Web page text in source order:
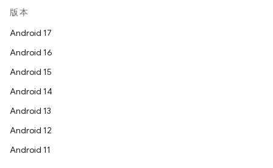
版本
Android 17
Android 16
Android 15
Android 14
Android 13
Android 12
Android 11